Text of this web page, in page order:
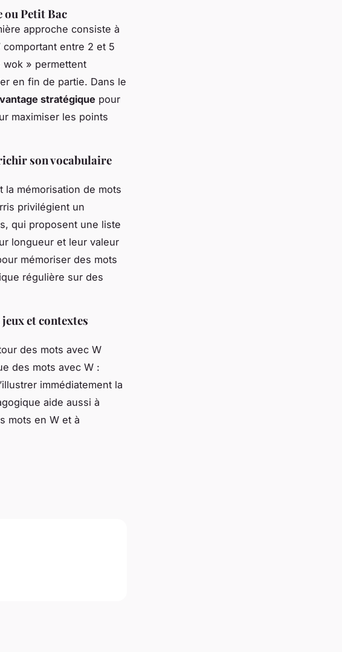
ou Petit Bac
approche consiste à
comportant entre 2 et 5
» permettent
en fin de partie. Dans le
stratégique pour
maximiser les points
son vocabulaire
mémorisation de mots
privilégient un
qui proposent une liste
longueur et leur valeur
mémoriser des mots
régulière sur des
et contextes
des mots avec W
des mots avec W :
immédiatement la
aide aussi à
mots en W et à